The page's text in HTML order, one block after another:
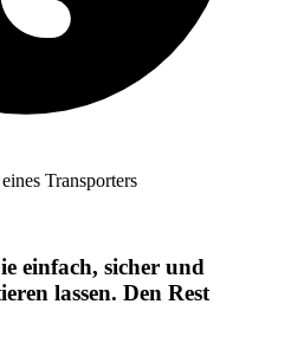
Transporters
einfach, sicher und
lassen. Den Rest